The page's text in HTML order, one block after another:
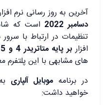
آخرین به روز رسانی نرم
دسامبر 2022
است که
تنظیمات در ارتباط با
افزاربر پایه متاتریدر 4 و 5
های مشابهی با این پلتفرم
در برنامهموبایل آلپاری
خواهید داشت: